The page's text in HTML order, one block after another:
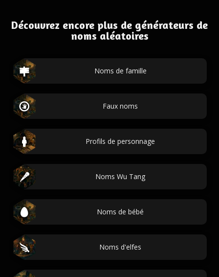
Découvrez encore plus de générateurs de
noms aléatoires
Noms de famille
Faux noms
Profils de personnage
Noms Wu Tang
Noms de bébé
Noms d'elfes